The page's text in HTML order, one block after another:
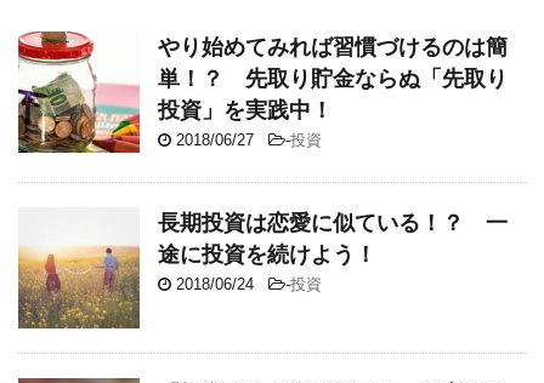
やり始めてみれば習慣づけるのは簡
単！？ 先取り貯金ならぬ「先取り
投資」を実践中！
2018/06/27 -投資
長期投資は恋愛に似ている！？ 一
途に投資を続けよう！
2018/06/24 -投資